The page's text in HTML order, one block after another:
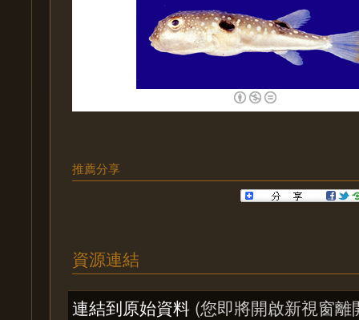
推薦分享
資源連結
連結到原始資料 (您即將開啟新視窗離